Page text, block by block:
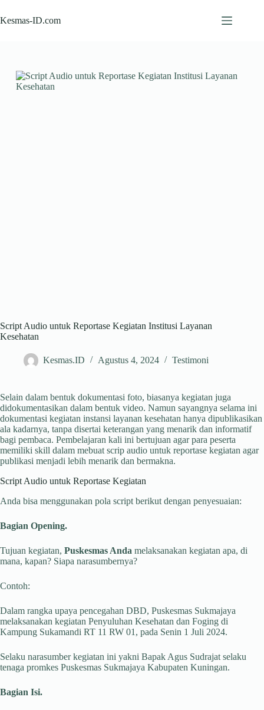
to
content
Kesmas-ID.com
Script Audio untuk Reportase Kegiatan Institusi Layanan
Kesehatan
Kesmas.ID Agustus 4, 2024 Testimoni
Selain dalam bentuk dokumentasi foto, biasanya kegiatan juga
didokumentasikan dalam bentuk video. Namun sayangnya selama ini
dokumentasi kegiatan instansi layanan kesehatan hanya dipublikasikan
ala kadarnya, tanpa disertai keterangan yang menarik dan informatif
bagi pembaca. Pembelajaran kali ini bertujuan agar para peserta
memiliki skill dalam mebuat scrip audio untuk reportase kegiatan agar
publikasi menjadi lebih menarik dan bermakna.
Script Audio untuk Reportase Kegiatan
Anda bisa menggunakan pola script berikut dengan penyesuaian:
Bagian Opening.
Tujuan kegiatan, Puskesmas Anda melaksanakan kegiatan apa, di
mana, kapan? Siapa narasumbernya?
Contoh:
Dalam rangka upaya pencegahan DBD, Puskesmas Sukmajaya
melaksanakan kegiatan Penyuluhan Kesehatan dan Foging di
Kampung Sukamandi RT 11 RW 01, pada Senin 1 Juli 2024.
Selaku narasumber kegiatan ini yakni Bapak Agus Sudrajat selaku
tenaga promkes Puskesmas Sukmajaya Kabupaten Kuningan.
Bagian Isi.